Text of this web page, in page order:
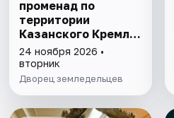
променад по
территории
Казанского Кремля
с фонарщиком
Фаролеро
24 ноября 2026 •
вторник
Дворец земледельцев